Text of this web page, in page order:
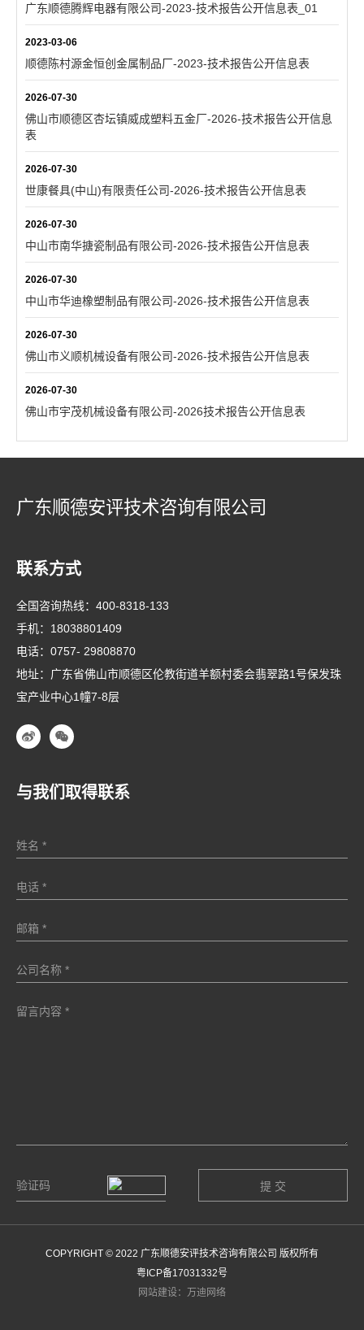
广东顺德腾辉电器有限公司-2023-技术报告公开信息表_01
2023-03-06
顺德陈村源金恒创金属制品厂-2023-技术报告公开信息表
2026-07-30
佛山市顺德区杏坛镇威成塑料五金厂-2026-技术报告公开信息
表
2026-07-30
世康餐具(中山)有限责任公司-2026-技术报告公开信息表
2026-07-30
中山市南华搪瓷制品有限公司-2026-技术报告公开信息表
2026-07-30
中山市华迪橡塑制品有限公司-2026-技术报告公开信息表
2026-07-30
佛山市义顺机械设备有限公司-2026-技术报告公开信息表
2026-07-30
佛山市宇茂机械设备有限公司-2026技术报告公开信息表
广东顺德安评技术咨询有限公司
联系方式
全国咨询热线： 400-8318-133
手机： 18038801409
电话： 0757- 29808870
地址：广东省佛山市顺德区伦教街道羊额村委会翡翠路1号保发珠
宝产业中心1幢7-8层
与我们取得联系
COPYRIGHT © 2022 广东顺德安评技术咨询有限公司 版权所有
粤ICP备17031332号
网站建设：万迪网络